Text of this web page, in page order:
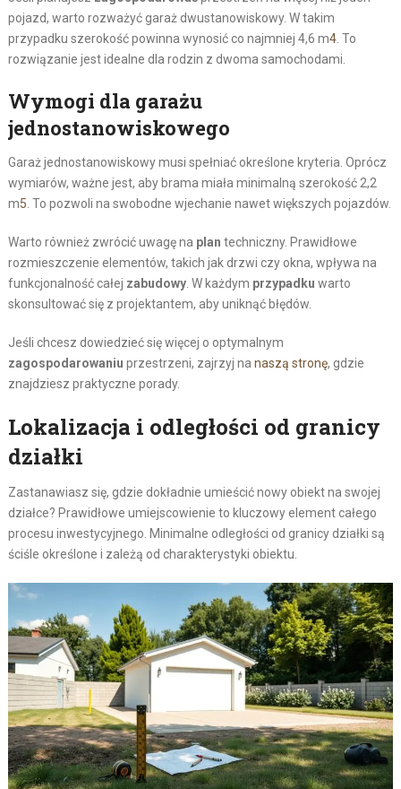
pojazd, warto rozważyć garaż dwustanowiskowy. W takim
przypadku szerokość powinna wynosić co najmniej 4,6 m4. To
rozwiązanie jest idealne dla rodzin z dwoma samochodami.
Wymogi dla garażu
jednostanowiskowego
Garaż jednostanowiskowy musi spełniać określone kryteria. Oprócz
wymiarów, ważne jest, aby brama miała minimalną szerokość 2,2
m5 . To pozwoli na swobodne wjechanie nawet większych pojazdów.
Warto również zwrócić uwagę na plan techniczny. Prawidłowe
rozmieszczenie elementów, takich jak drzwi czy okna, wpływa na
funkcjonalność całej zabudowy. W każdym przypadku warto
skonsultować się z projektantem, aby uniknąć błędów.
Jeśli chcesz dowiedzieć się więcej o optymalnym
zagospodarowaniu przestrzeni, zajrzyj na naszą stronę, gdzie
znajdziesz praktyczne porady.
Lokalizacja i odległości od granicy
działki
Zastanawiasz się, gdzie dokładnie umieścić nowy obiekt na swojej
działce? Prawidłowe umiejscowienie to kluczowy element całego
procesu inwestycyjnego. Minimalne odległości od granicy działki są
ściśle określone i zależą od charakterystyki obiektu.